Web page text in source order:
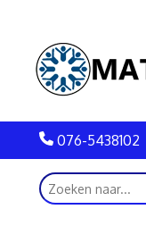
076-5438102